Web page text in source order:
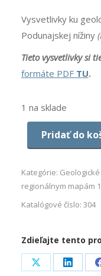
Vysvetlivky ku
Podunajskej nížiny
Tieto vysvetlivky si
formáte PDF TU.
1 na sklade
Pridať do
Kategórie:
regionálnym mapám 1
Katalógové číslo: 304
Zdieľajte tento
Share Share